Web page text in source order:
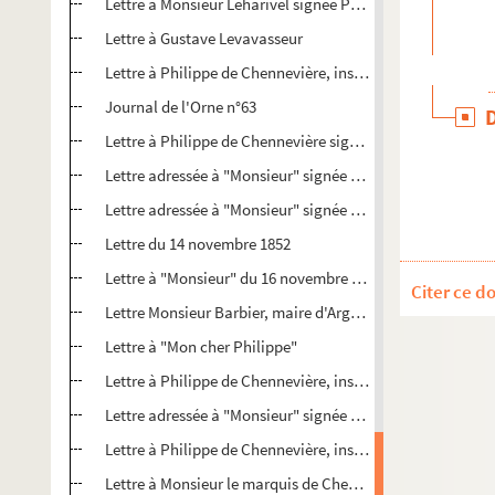
Lettre à Gustave Levavasseur
Lettre à Philippe de Chennevière, inspecteur des musées
Journal de l'Orne n°63
Lettre à Philippe de Chennevière signée Leharivel
Lettre adressée à "Monsieur" signée Comte de Vigneral
Lettre adressée à "Monsieur" signée Comte de Vigneral
Lettre du 14 novembre 1852
Lettre à "Monsieur" du 16 novembre 1852
Lettre Monsieur Barbier, maire d'Argentan signée Ph. de
Lettre à "Mon cher Philippe"
Lettre à Philippe de Chennevière, inspecteur des musées,
Lettre adressée à "Monsieur" signée Comte de Vigneral
Lettre à Philippe de Chennevière, inspecteur des musées
Lettre à Monsieur le marquis de Chennevière, signée
Citer ce